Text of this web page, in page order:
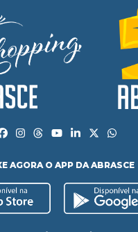
AGORA O APP DA ABRASCE